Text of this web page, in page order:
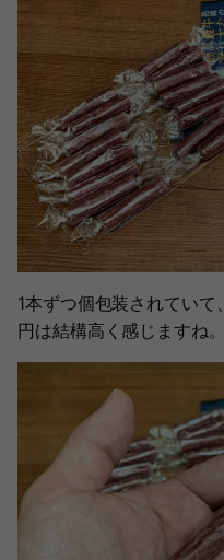
1本ずつ個包装されてい
円は結構高く感じますね。